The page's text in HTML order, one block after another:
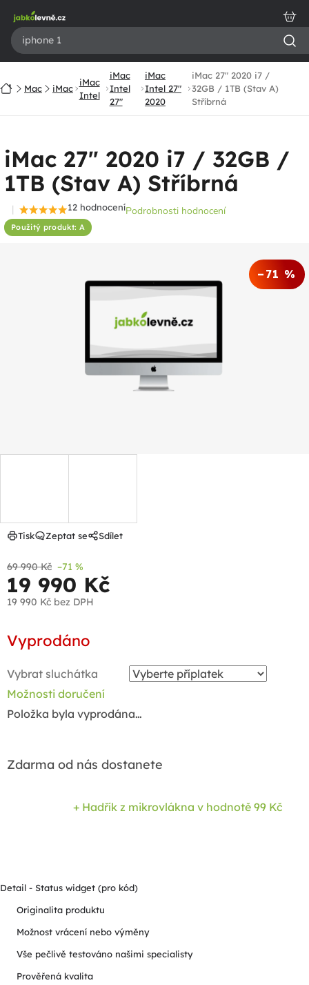
obsah
DomůMac iMac
iMac
Intel
iMac
Intel
27"
iMac
Intel 27"
2020
iMac 27" 2020 i7 /
32GB / 1TB (Stav A)
Stříbrná
iMac 27" 2020 i7 / 32GB /
1TB (Stav A) Stříbrná
Použitý produkt: A
Průměrné
hodnocení
12 hodnoceníPodrobnosti hodnocení
–71 %
69 990 Kč –71 %
19 990 Kč
19 990 Kč bez DPH
cena:
Vyprodáno
Vybrat sluchátka
Možnosti doručení
Položka byla vyprodána…
Zdarma od nás dostanete
+ Hadřík z mikrovlákna v hodnotě 99 Kč
Tisk Zeptat se Sdílet
Detail - Status widget (pro kód)
Originalita produktu
Možnost vrácení nebo výměny
Vše pečlivě testováno našimi specialisty
Prověřená kvalita